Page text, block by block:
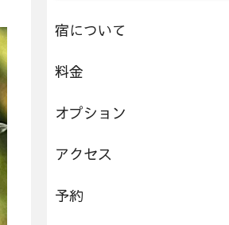
宿について
料金
オプション
アクセス
予約